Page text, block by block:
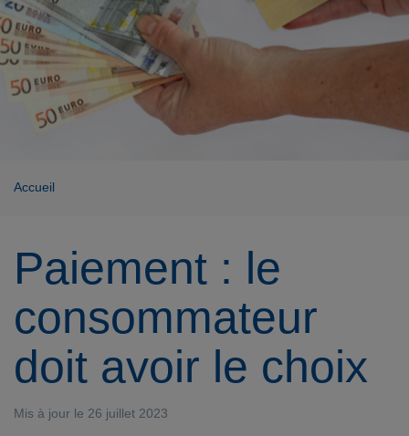
Accueil
Paiement : le
consommateur
doit avoir le choix
Mis à jour le 26 juillet 2023